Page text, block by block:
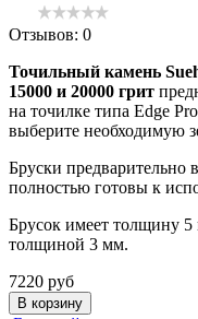
Отзывов: 0
Точильный камень
15000 и 20000 грит
на точилке типа Edge
выберите необходимую
Бруски предварительно
полностью готовы к
Брусок имеет толщину
толщиной 3 мм.
7220 руб
В корзину